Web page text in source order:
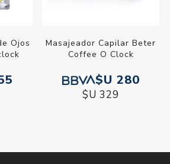
Ojos
Masajeador Capilar Beter
Coffee O Clock
$U 280
$U 329